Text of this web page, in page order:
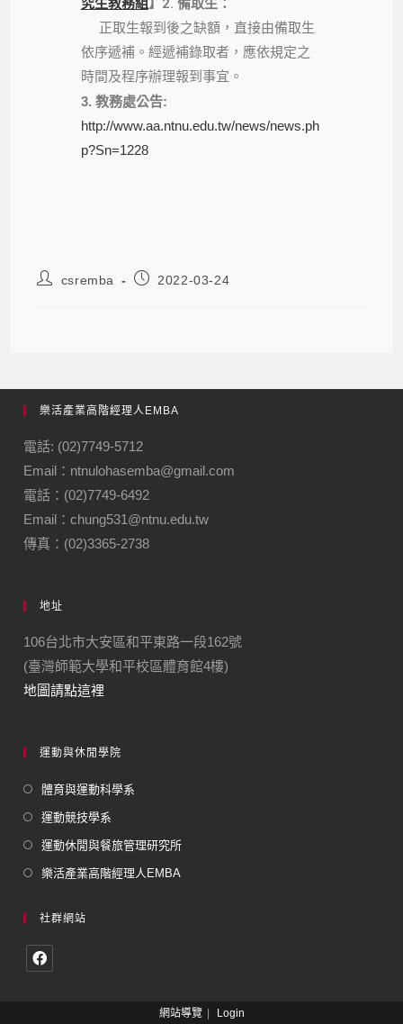
正取生報到後之缺額，直接由備取生
依序遞補。經遞補錄取者，應依規定之
時間及程序辦理報到事宜。
3. 教務處公告:
http://www.aa.ntnu.edu.tw/news/news.ph
p?Sn=1228
csremba 2022-03-24
樂活產業高階經理人EMBA
電話: (02)7749-5712
Email：ntnulohasemba@gmail.com
電話：(02)7749-6492
Email：chung531@ntnu.edu.tw
傳真：(02)3365-2738
地址
106台北市大安區和平東路一段162號
(臺灣師範大學和平校區體育館4樓)
地圖請點這裡
運動與休閒學院
體育與運動科學系
運動競技學系
運動休閒與餐旅管理研究所
樂活產業高階經理人EMBA
社群網站
網站導覽 Login